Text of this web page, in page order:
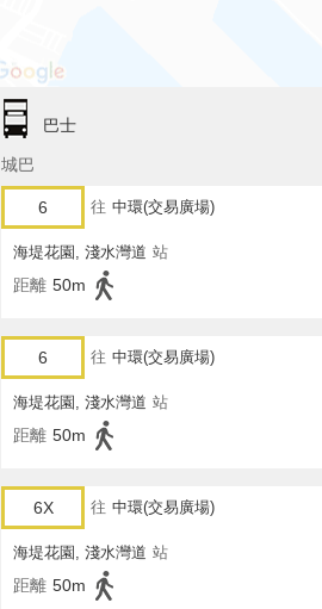
巴士
城巴
6 往 中環(交易廣場)
海堤花園, 淺水灣道 站
距離 50m
6 往 中環(交易廣場)
海堤花園, 淺水灣道 站
距離 50m
6X 往 中環(交易廣場)
海堤花園, 淺水灣道 站
距離 50m